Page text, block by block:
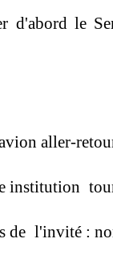
d'abord le
aller-
institution
l'invité :